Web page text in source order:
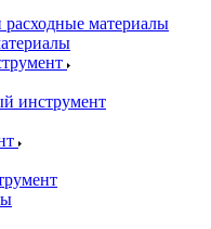
расходные материалы
инструмент